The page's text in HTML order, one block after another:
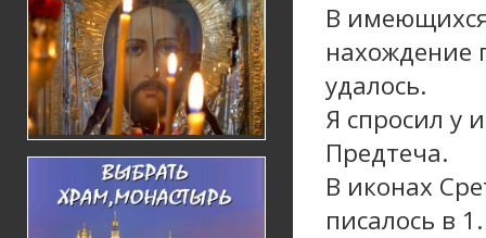
В
нахождение
удалось.
Я спросил у
Предтеча.
В иконах
писалось в